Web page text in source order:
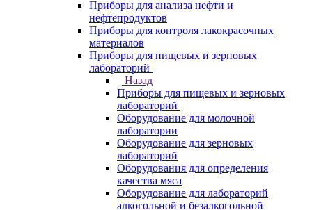
Приборы для анализа нефти и
нефтепродуктов
Приборы для контроля лакокрасочных
материалов
Приборы для пищевых и зерновых
лабораторий
Назад
Приборы для пищевых и зерновых
лабораторий
Оборудование для молочной
лаборатории
Оборудование для зерновых
лабораторий
Оборудования для определения
качества мяса
Оборудование для лабораторий
алкогольной и безалкогольной